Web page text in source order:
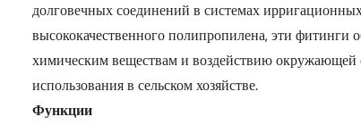
долговечных соединений в системах
высококачественного полипропилена, эти фитинги
химическим веществам и воздействию окружающей
использования в сельском хозяйстве.
Функции